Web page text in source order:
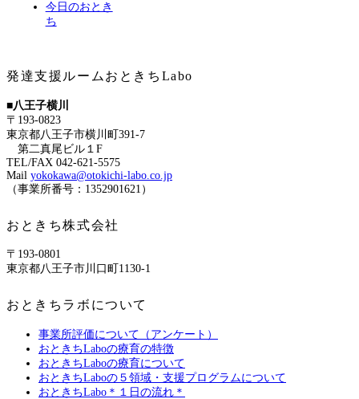
今日のおとき
ち
発達支援ルームおときちLabo
■八王子横川
〒193-0823
東京都八王子市横川町391-7
第二真尾ビル１F
TEL/FAX 042-621-5575
Mail yokokawa@otokichi-labo.co.jp
（事業所番号：1352901621）
おときち株式会社
〒193-0801
東京都八王子市川口町1130-1
おときちラボについて
事業所評価について（アンケート）
おときちLaboの療育の特徴
おときちLaboの療育について
おときちLaboの５領域・支援プログラムについて
おときちLabo＊１日の流れ＊